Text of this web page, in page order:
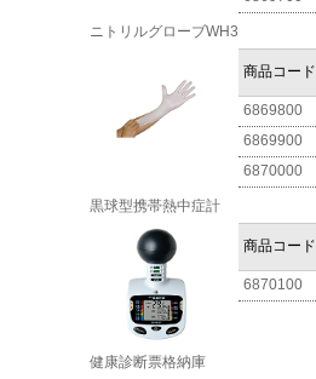
ニトリルグローブWH3
商品コード
6869800
6869900
6870000
黒球型携帯熱中症計
商品コード
6870100
健康診断票格納庫